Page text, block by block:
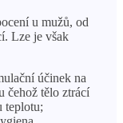
u mužů, od
Lze je však
účinek na
čehož tělo ztrácí
teplotu;